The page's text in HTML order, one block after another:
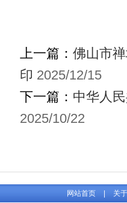
上一篇： 佛山市
印 2025/12/15
下一篇： 中华人
2025/10/22
网站首页 关